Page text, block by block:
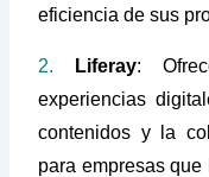
eficiencia de sus
2. Liferay:
experiencias
contenidos y la
para empresas